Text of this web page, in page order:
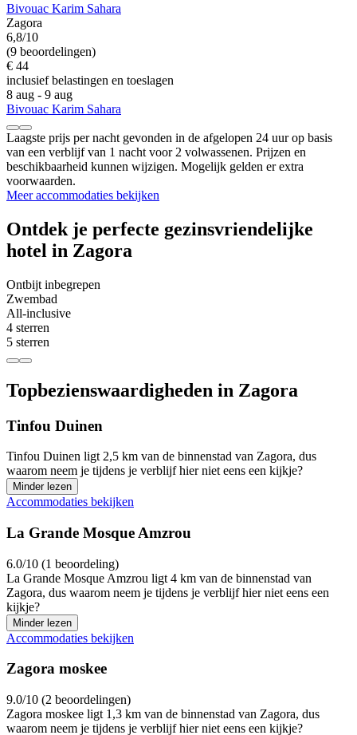
Bivouac Karim Sahara
Zagora
6,8/10
(9 beoordelingen)
€ 44
inclusief belastingen en toeslagen
8 aug - 9 aug
Bivouac Karim Sahara
Laagste prijs per nacht gevonden in de afgelopen 24 uur op basis
van een verblijf van 1 nacht voor 2 volwassenen. Prijzen en
beschikbaarheid kunnen wijzigen. Mogelijk gelden er extra
voorwaarden.
Meer accommodaties bekijken
Ontdek je perfecte gezinsvriendelijke
hotel in Zagora
Ontbijt inbegrepen
Zwembad
All-inclusive
4 sterren
5 sterren
Topbezienswaardigheden in Zagora
Tinfou Duinen
Tinfou Duinen ligt 2,5 km van de binnenstad van Zagora, dus
waarom neem je tijdens je verblijf hier niet eens een kijkje?
Minder lezen
Accommodaties bekijken
La Grande Mosque Amzrou
6.0/10 (1 beoordeling)
La Grande Mosque Amzrou ligt 4 km van de binnenstad van
Zagora, dus waarom neem je tijdens je verblijf hier niet eens een
kijkje?
Minder lezen
Accommodaties bekijken
Zagora moskee
9.0/10 (2 beoordelingen)
Zagora moskee ligt 1,3 km van de binnenstad van Zagora, dus
waarom neem je tijdens je verblijf hier niet eens een kijkje?